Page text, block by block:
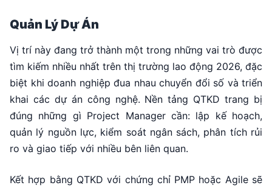
Quản Lý Dự Án
Vị trí này đang trở thành một trong những vai trò được
tìm kiếm nhiều nhất trên thị trường lao động 2026, đặc
biệt khi doanh nghiệp đua nhau chuyển đổi số và triển
khai các dự án công nghệ. Nền tảng QTKD trang bị
đúng những gì Project Manager cần: lập kế hoạch,
quản lý nguồn lực, kiểm soát ngân sách, phân tích rủi
ro và giao tiếp với nhiều bên liên quan.
Kết hợp bằng QTKD với chứng chỉ PMP hoặc Agile sẽ